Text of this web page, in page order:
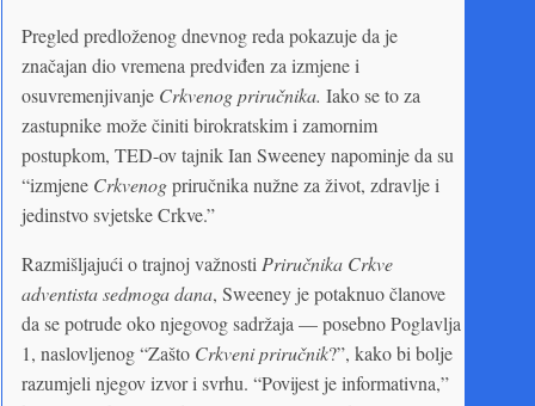
Pregled predloženog dnevnog reda pokazuje da je
značajan dio vremena predviđen za izmjene i
osuvremenjivanje Crkvenog priručnika. Iako se to za
zastupnike može činiti birokratskim i zamornim
postupkom, TED-ov tajnik Ian Sweeney napominje da su
“izmjene Crkvenogpriručnika nužne za život, zdravlje i
jedinstvo svjetske Crkve.”
Razmišljajući o trajnoj važnosti Priručnika Crkve
adventista sedmoga dana, Sweeney je potaknuo članove
da se potrude oko njegovog sadržaja — posebno Poglavlja
1, naslovljenog “Zašto Crkveni priručnik?”, kako bi bolje
razumjeli njegov izvor i svrhu. “Povijest je informativna,”